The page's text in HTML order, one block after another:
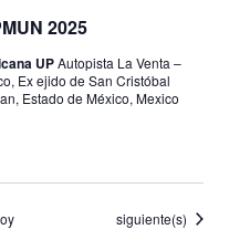
2025
UPAutopista La Venta –
Ex ejido de San Cristóbal
Estado de México, Mexico
Eventos
siguiente(s)